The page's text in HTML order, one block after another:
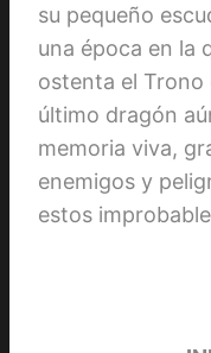
su pequeño
una época en la
ostenta el Trono
último dragón
memoria viva,
enemigos y
estos